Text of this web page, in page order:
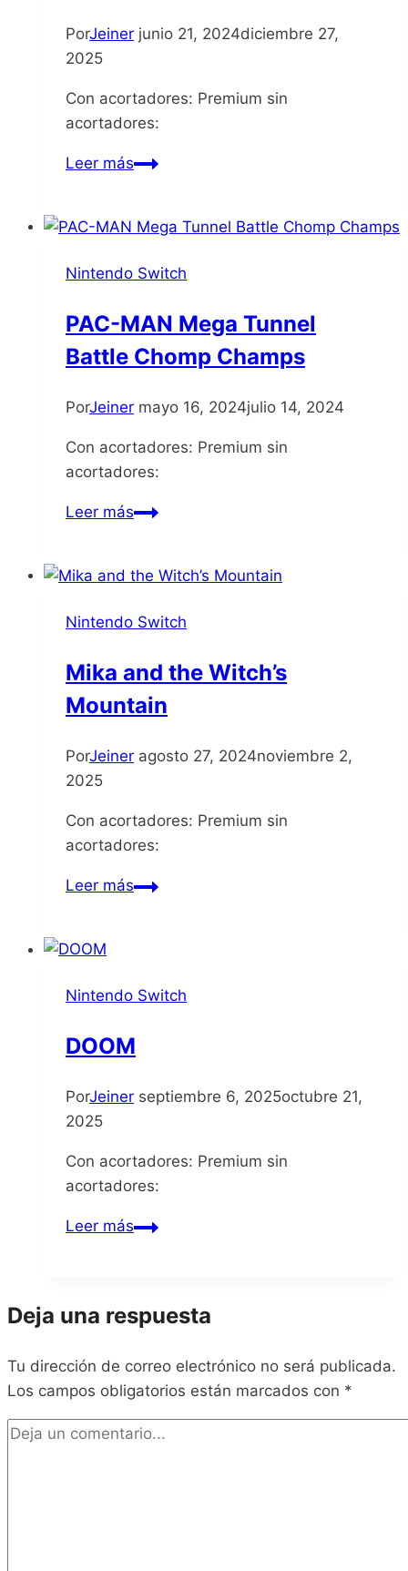
PorJeiner junio 21, 2024diciembre 27,
2025
Con acortadores: Premium sin
acortadores:
Leer másMoonstone
Nintendo Switch
PAC-MAN Mega Tunnel
Battle Chomp Champs
PorJeiner mayo 16, 2024julio 14, 2024
Con acortadores: Premium sin
acortadores:
Leer másPAC-
Tunnel
Chomp
Nintendo Switch
Mika and the Witch’s
Mountain
PorJeiner agosto 27, 2024noviembre 2,
2025
Con acortadores: Premium sin
acortadores:
Leer másMika
Nintendo Switch
DOOM
PorJeiner septiembre 6, 2025octubre 21,
2025
Con acortadores: Premium sin
acortadores:
Leer másDOOM
Deja una respuesta
Tu dirección de correo electrónico no será publicada.
Los campos obligatorios están marcados con *